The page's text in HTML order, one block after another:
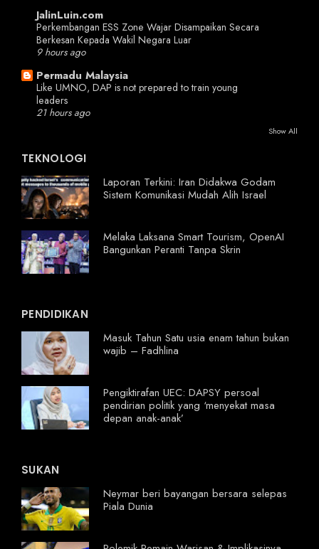
JalinLuin.com
Perkembangan ESS Zone Wajar Disampaikan Secara
Berkesan Kepada Wakil Negara Luar
9 hours ago
Permadu Malaysia
Like UMNO, DAP is not prepared to train young
leaders
21 hours ago
Show All
TEKNOLOGI
Laporan Terkini: Iran Didakwa Godam
Sistem Komunikasi Mudah Alih Israel
Melaka Laksana Smart Tourism, OpenAI
Bangunkan Peranti Tanpa Skrin
PENDIDIKAN
Masuk Tahun Satu usia enam tahun bukan
wajib – Fadhlina
Pengiktirafan UEC: DAPSY persoal
pendirian politik yang ‘menyekat masa
depan anak-anak’
SUKAN
Neymar beri bayangan bersara selepas
Piala Dunia